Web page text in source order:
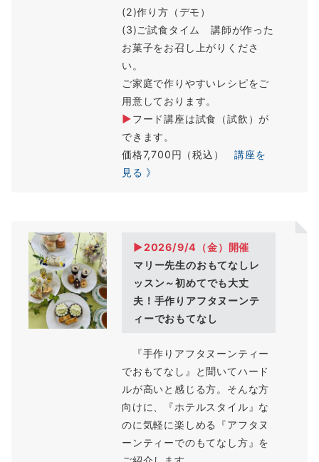
(2)作り方（デモ）
(3)ご試食タイム 講師が作った
お菓子をお召し上がりくださ
い。
ご家庭で作りやすいレシピをご
用意しております。
▶フード講座は試食（試飲）が
できます。
価格7,700円（税込）講座を
見る 》
▶2026/9/4（金）開催
マリー先生のおもてなしレ
ッスン～初めてでも大丈
夫！手作りアフタヌーンテ
ィーでおもてなし
『手作りアフタヌーンティー
でおもてなし』と聞いてハード
ルが高いと感じる方。そんな方
向けに、『ホテルスタイル』な
のに気軽に楽しめる『アフタヌ
ーンティーでのもてなし方』を